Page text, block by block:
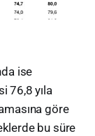
ise
76,8 yıla
göre
bu süre